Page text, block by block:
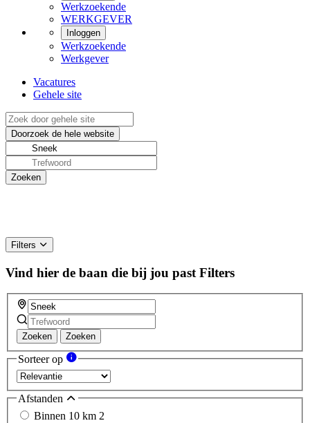
Werkzoekende
WERKGEVER
Inloggen
Werkzoekende
Werkgever
Vacatures
Gehele site
Filters
Vind hier de baan die bij jou past Filters
Zoeken Zoeken
Sorteer op
Afstanden
Binnen 10 km 2